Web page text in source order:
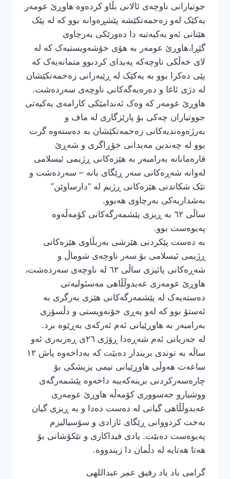
جوتیارانی ناوچەی ئالانی بڵاو کردەوە هاوڕێ عومەر
یەکێک لەو زەحمەتکێشە پێشڕەوانە بوو کە لە پێک
هێنانی ئەو یەکیەتیە دا دەورێکی بەرچاوی
گێڕا،هاوڕێ عومەر بە هۆی خۆشەویستیەک کە لە
لای خەڵکی ناوچەکە پەیدای کردبوو متمانەیەک کە
پێی دەکرا بوو بە یەکێک لە ڕێبەرانی زەحمەتکێشان
لە دژی ئاغا و دەرەبەگەکانی ناوچەی سەردەشت.
هاوڕێ عومەر کە وەک ئەندامێکی کارامەی یەکیەتی
جووتیاران چەکی بۆ پارێزگاری لە ماف و
بەرژەوەندیەکانی زەحمەتکێشان بە دەستەوە گرت
بوو لە چەندین مەیدانی خۆڕاگری و شەڕێ
قارەمانانە بەرامبەر بە هێزەکانی ڕژیمی ئیسلامی
لەوانە شەڕەکانی سەر ڕێگای بانە – سەردەشت و
تێک شکاندنی هێزەکانی ڕژیم لە “دارساوێن”
بەشداریەکی بەرچاوی هەبوو.
ساڵی ٦٢ بە ڕیزی پێشمەرگەکانی کۆمەڵەوە
پەیوەست بوو.
بە دەست پێکردنی هێرشی بەربڵاوی هێزەکانی
ڕژیمی ئیسلامی بۆ سەر ناوچەی شوماڵ و
شەڕەکانی پائیزی ساڵی ٦٢ لە ناوچەی سەردەشت،
هاوڕێ عومەری عەبدوڵڵاهی مەسئولیەتی
دەستەیەک لە پێشمەرگەکانی هێزی بەرگری بە
ئەستۆ بوو کە لەو پەڕی خۆنەویستی و دڵسۆزی
بەرامبەر بە هاوڕێیانی ئەم ئەرکەی بەڕێوە برد.
لە جەریانی ئەم شەڕەدا ڕۆژی ٢٦ی ڕەزبەری ئەو
ساڵە بە توندی بریندار دەبێت کە بەداخەوە پاش ١٢
ساعەت هەوڵی هاوڕێیانی تیمی پزیشکی بۆ
چارەسەرکردنی برینەکەیبە داخەوە پێشمەرگەی
ووشیارو جەسووری کۆمەڵە هاوڕێ عومەری
عەبدوڵڵاهی گیانی لە دەست دەدا و بە ڕیزی گیان
بەخت کردووانی ڕێگای ئازادی و سۆسیالیزم
پەیوەست دەبێت. یادی فیداکاری و تێكۆشانی بۆ
هەتا هەتایە لە دڵمان دا زیندووە.
گرامی باد یاد رفیق عمر عبداللهی